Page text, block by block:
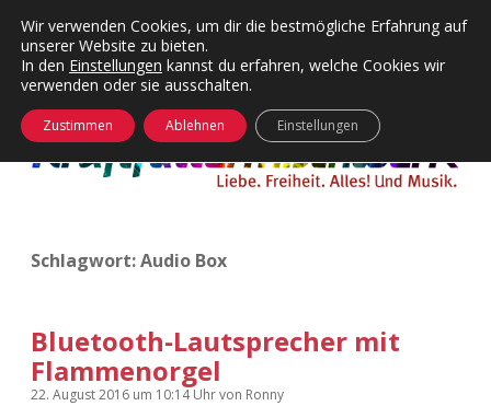
Kategorien
Menü
24 Hours Chilling
Die Wende
KFMW-Disco
Kopfkinomusik
KFMW-Disco
Dates
Contact
öffnen
Adventskalender 2010
facebookinstagram
öffnen
Schlagwort:Audio Box
Bluetooth-Lautsprecher mit
Flammenorgel
22. August 2016 um 10:14 Uhrvon Ronny
Wir verwenden Cookies, um dir die bestmögliche Erfahrung auf
unserer Website zu bieten.
In den Einstellungen kannst du erfahren, welche Cookies wir
verwenden oder sie ausschalten.
Zustimmen Ablehnen Einstellungen